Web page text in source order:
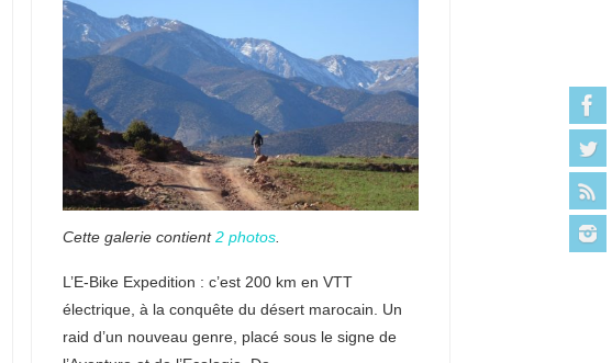
Cette galerie contient2 photos.
L’E-Bike Expedition : c’est 200 km en VTT
électrique, à la conquête du désert marocain. Un
raid d’un nouveau genre, placé sous le signe de